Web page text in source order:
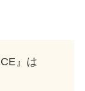
』は